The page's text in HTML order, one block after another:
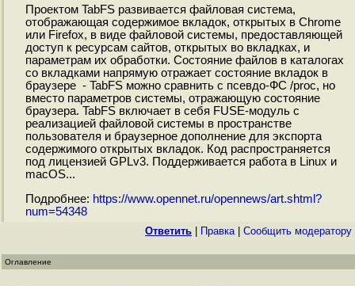
Проектом TabFS развивается файловая система,
отображающая содержимое вкладок, открытых в Chrome
или Firefox, в виде файловой системы, предоставляющей
доступ к ресурсам сайтов, открытых во вкладках, и
параметрам их обработки. Состояние файлов в каталогах
со вкладками напрямую отражает состояние вкладок в
браузере - TabFS можно сравнить с псевдо-ФС /proc, но
вместо параметров системы, отражающую состояние
браузера. TabFS включает в себя FUSE-модуль с
реализацией файловой системы в пространстве
пользователя и браузерное дополнение для экспорта
содержимого открытых вкладок. Код распространяется
под лицензией GPLv3. Поддерживается работа в Linux и
macOS...
Подробнее: https://www.opennet.ru/opennews/art.shtml?
num=54348
Ответить Правка| Cообщить модератору
Оглавление